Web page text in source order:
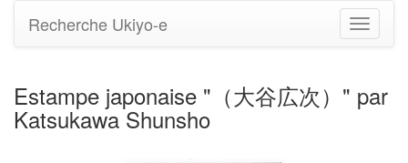
Basculer
la
Recherche Ukiyo-e
Estampe japonaise "（大谷広次）" par
Katsukawa Shunsho